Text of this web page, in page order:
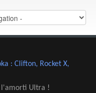
: Clifton, Rocket X,
l'amorti Ultra !